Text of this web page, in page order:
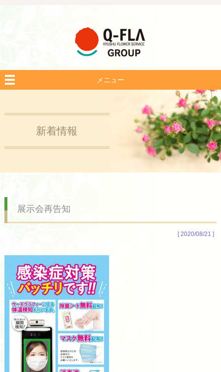
メニュー
新着情報
展示会再告知
[ 2020/08/21 ]